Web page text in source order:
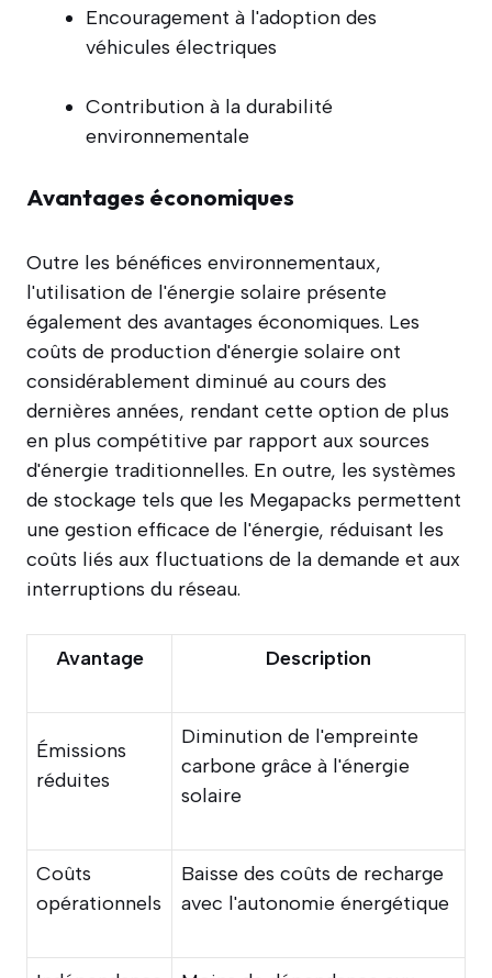
Encouragement à l'adoption des
véhicules électriques
Contribution à la durabilité
environnementale
Avantages économiques
Outre les bénéfices environnementaux,
l'utilisation de l'énergie solaire présente
également des avantages économiques. Les
coûts de production d'énergie solaire ont
considérablement diminué au cours des
dernières années, rendant cette option de plus
en plus compétitive par rapport aux sources
d'énergie traditionnelles. En outre, les systèmes
de stockage tels que les Megapacks permettent
une gestion efficace de l'énergie, réduisant les
coûts liés aux fluctuations de la demande et aux
interruptions du réseau.
Avantage Description
Émissions
réduites
Diminution de l'empreinte
carbone grâce à l'énergie
solaire
Coûts
opérationnels
Baisse des coûts de recharge
avec l'autonomie énergétique